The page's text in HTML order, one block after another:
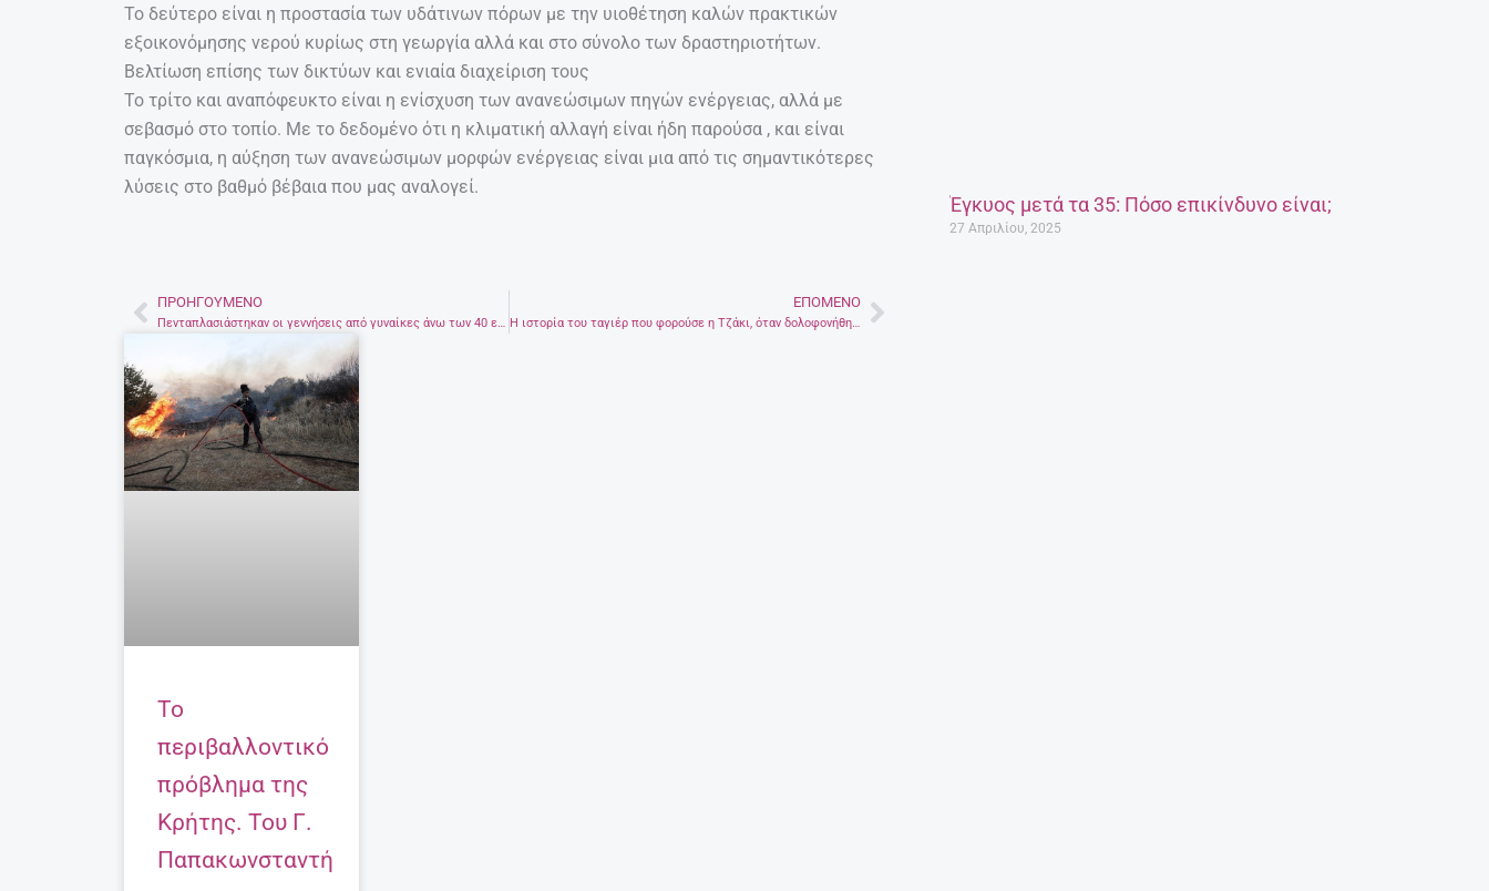
Το δεύτερο είναι η προστασία των υδάτινων πόρων με την υιοθέτηση καλών πρακτικών
εξοικονόμησης νερού κυρίως στη γεωργία αλλά και στο σύνολο των δραστηριοτήτων.
Βελτίωση επίσης των δικτύων και ενιαία διαχείριση τους
Το τρίτο και αναπόφευκτο είναι η ενίσχυση των ανανεώσιμων πηγών ενέργειας, αλλά με
σεβασμό στο τοπίο. Με το δεδομένο ότι η κλιματική αλλαγή είναι ήδη παρούσα , και είναι
παγκόσμια, η αύξηση των ανανεώσιμων μορφών ενέργειας είναι μια από τις σημαντικότερες
λύσεις στο βαθμό βέβαια που μας αναλογεί.
Prev
ΠΡΟΗΓΟΎΜΕΝΟ
Πενταπλασιάστηκαν οι γεννήσεις από γυναίκες άνω των 40 ετών
ΕΠΌΜΕΝΟ
Η ιστορία του ταγιέρ που φορούσε η Τζάκι, όταν δολοφονήθηκε ο σύζυγός της KennedyNext
Το
περιβαλλοντικό
πρόβλημα της
Κρήτης. Του Γ.
Παπακωνσταντή
Έγκυος μετά τα 35: Πόσο επικίνδυνο είναι;
27 Απριλίου, 2025